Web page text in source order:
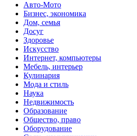
Авто-Мото
Бизнес, экономика
Дом, семья
Досуг
Здоровье
Искусство
Интернет, компьютеры
Мебель, интерьер
Кулинария
Мода и стиль
Наука
Недвижимость
Образование
Общество, право
Оборудование